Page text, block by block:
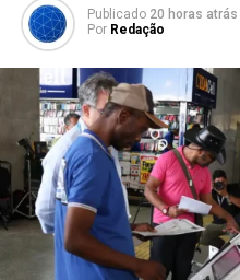
Publicado 20 horas atrás
Por Redação